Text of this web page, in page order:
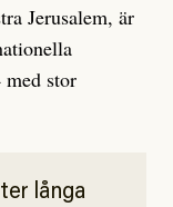
Jerusalem, är
stor
långa